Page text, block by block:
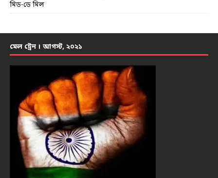
মিড-ডে মিল
মেল ট্রেন । আগস্ট, ২০২১